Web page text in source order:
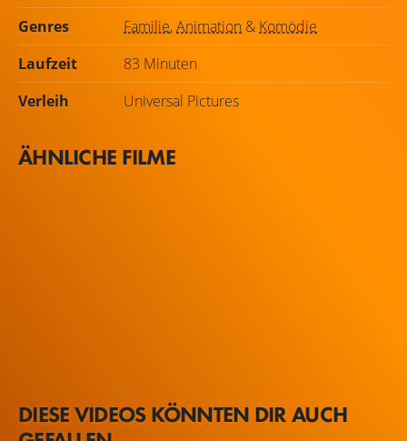
Genres Familie,Animation & Komödie
Laufzeit
83 Minuten
Verleih
Universal Pictures
ÄHNLICHE FILME
DIESE VIDEOS KÖNNTEN DIR AUCH